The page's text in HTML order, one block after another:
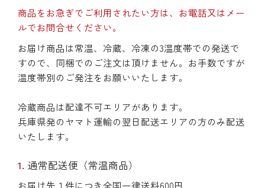
商品をお急ぎでご利用されたい方は、お電話又はメー
ルでお問合せください。
お届け商品は常温、冷蔵、冷凍の3温度帯での発送で
すので、同梱でのご注文は頂けません。お手数ですが
温度帯別のご発注をお願いいたします。
冷蔵商品は配達不可エリアがあります。
兵庫県発のヤマト運輸の翌日配送エリアの方のみ配送
いたします。
通常配送便（常温商品）
お届け先１件につき全国一律送料600円